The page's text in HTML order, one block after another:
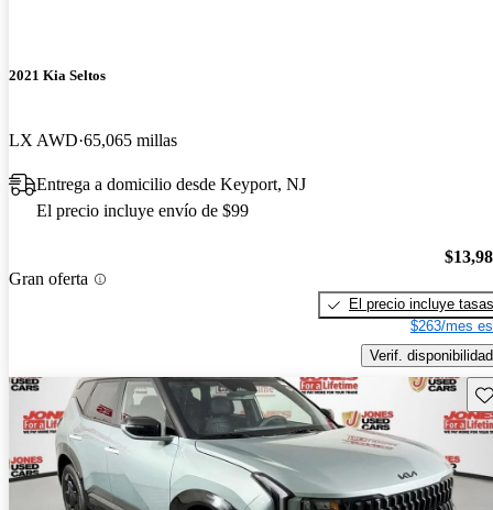
2021 Kia Seltos
LX AWD 65,065 millas
Entrega a domicilio desde Keyport, NJ
El precio incluye envío de $99
Gran oferta
El precio incluye tasas
$263/mes
Verif. disponibilidad